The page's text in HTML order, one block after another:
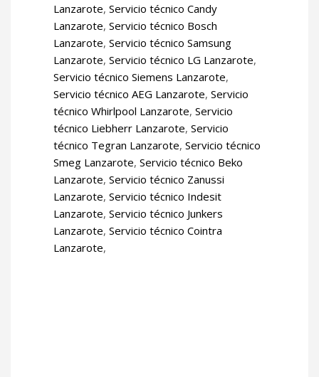
Lanzarote, Servicio técnico Candy
Lanzarote, Servicio técnico Bosch
Lanzarote, Servicio técnico Samsung
Lanzarote, Servicio técnico LG Lanzarote,
Servicio técnico Siemens Lanzarote,
Servicio técnico AEG Lanzarote, Servicio
técnico Whirlpool Lanzarote, Servicio
técnico Liebherr Lanzarote, Servicio
técnico Tegran Lanzarote, Servicio técnico
Smeg Lanzarote, Servicio técnico Beko
Lanzarote, Servicio técnico Zanussi
Lanzarote, Servicio técnico Indesit
Lanzarote, Servicio técnico Junkers
Lanzarote, Servicio técnico Cointra
Lanzarote,